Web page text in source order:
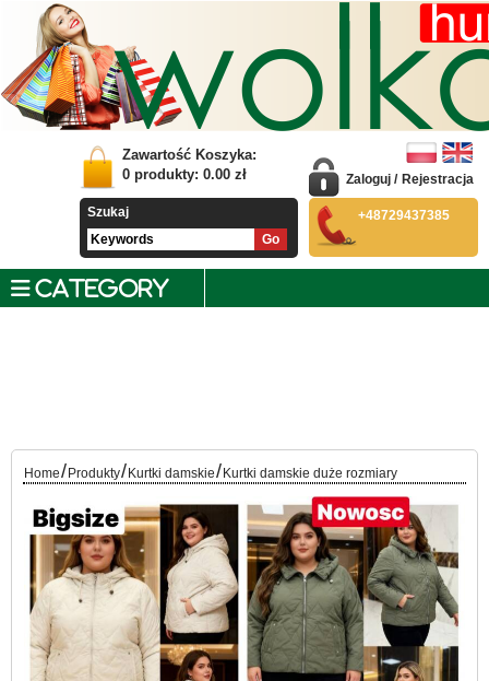
Zawartość Koszyka:
0 produkty: 0.00 zł
Szukaj
Zaloguj / Rejestracja
+48729437385
CATEGORY
Home/ Produkty/ Kurtki damskie/ Kurtki damskie duże rozmiary